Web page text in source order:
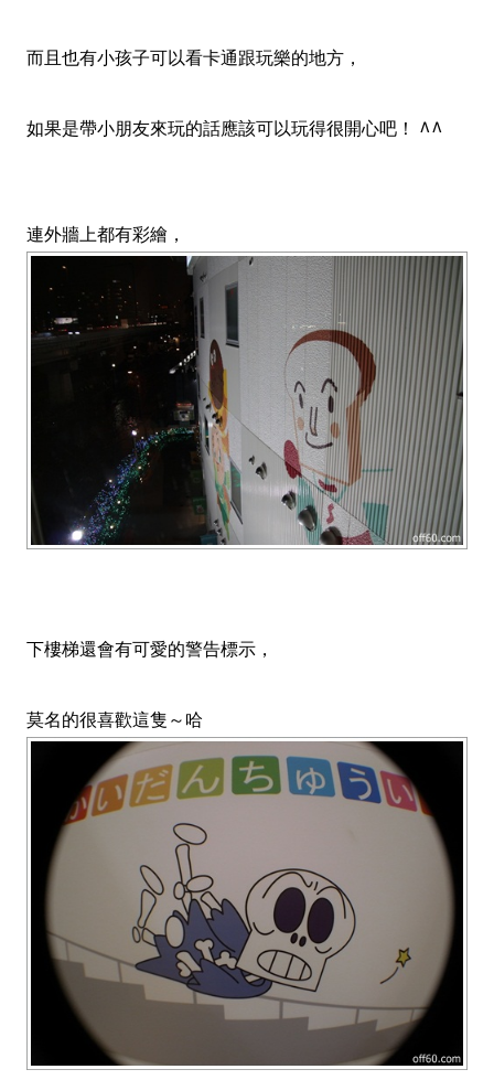
而且也有小孩子可以看卡通跟玩樂的地方，
如果是帶小朋友來玩的話應該可以玩得很開心吧！ ^^
連外牆上都有彩繪，
下樓梯還會有可愛的警告標示，
莫名的很喜歡這隻～哈